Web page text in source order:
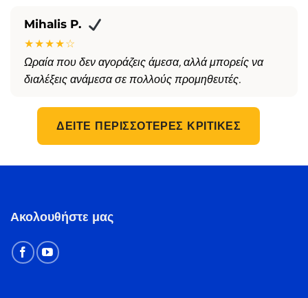
Mihalis P.
★★★★☆
Ωραία που δεν αγοράζεις άμεσα, αλλά μπορείς να
διαλέξεις ανάμεσα σε πολλούς προμηθευτές.
ΔΕΊΤΕ ΠΕΡΙΣΣΌΤΕΡΕΣ ΚΡΙΤΙΚΈΣ
Ακολουθήστε μας